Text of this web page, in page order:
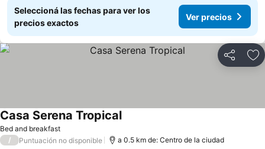
Seleccioná las fechas para ver los
precios exactos
Ver precios
Compartir
Bed and breakfast
Casa Serena Tropical
/ Puntuación no disponible a 0.5 km de: Centro de la ciudad